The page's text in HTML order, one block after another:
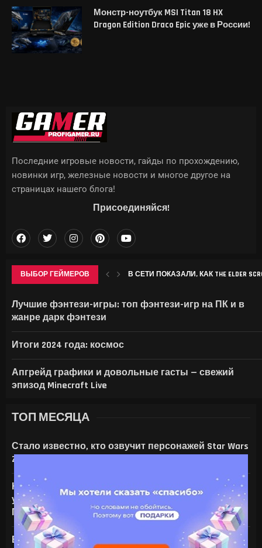
Монстр-ноутбук MSI Titan 18 HX
Dragon Edition Draco Epic уже в России!
ВЫБОР ГЕЙМЕРОВ В СЕТИ ПОКАЗАЛИ, КАК THE ELDER
Лучшие фэнтези-игры: топ фэнтези-игр на ПК и в
жанре дарк фэнтези
Итоги 2024 года: космос
Апгрейд графики и довольные гасты — свежий
эпизод Minecraft Live
Последние игровые новости, гайды по прохождению,
новинки игр, железные новости и многое другое на
страницах нашего блога!
Присоединяйся!
ТОП МЕСЯЦА
Стало известно, кто озвучит персонажей Star Wars
Zero Company
На что только не идут ради ИИ — энтузиаст
установил серверную NVIDIA Tesla V100 в игровой
ПК с RTX 4080
Все амулеты и кольца в Gothic 1 Remake: